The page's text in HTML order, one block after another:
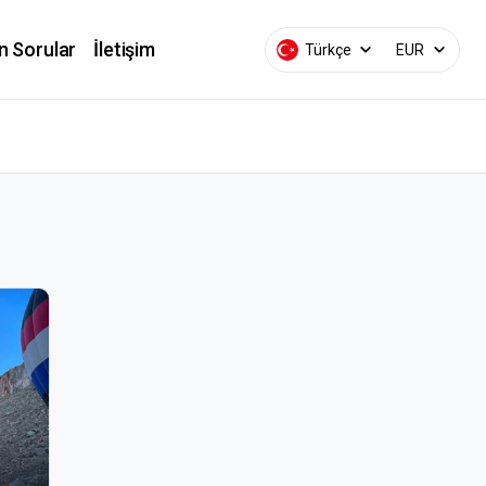
Sorular İletişim Türkçe EUR